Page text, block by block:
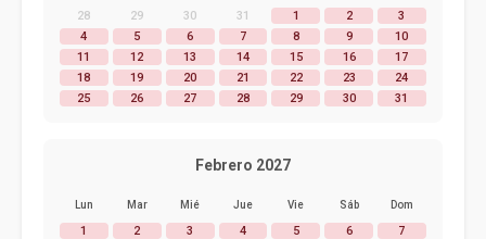
28 29 30 31 1 2
3
4
5 6 7 8 9
10
11
12 13 14 15 16
17
18
19 20 21 22 23
24
25
26 27 28 29 30 31
Febrero 2027
Lun Mar Mié Jue Vie Sáb Dom
1 2 3 4 5 6
7